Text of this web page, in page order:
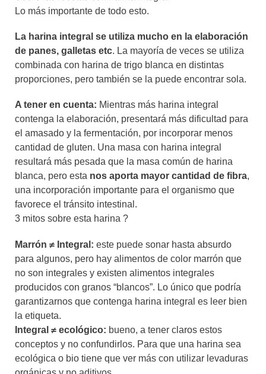
Lo más importante de todo esto.
La harina integral se utiliza mucho en la elaboración
de panes, galletas etc. La mayoría de veces se utiliza
combinada con harina de trigo blanca en distintas
proporciones, pero también se la puede encontrar sola.
A tener en cuenta: Mientras más harina integral
contenga la elaboración, presentará más dificultad para
el amasado y la fermentación, por incorporar menos
cantidad de gluten. Una masa con harina integral
resultará más pesada que la masa común de harina
blanca, pero esta nos aporta mayor cantidad de fibra,
una incorporación importante para el organismo que
favorece el tránsito intestinal.
3 mitos sobre esta harina ?
Marrón ≠ Integral: este puede sonar hasta absurdo
para algunos, pero hay alimentos de color marrón que
no son integrales y existen alimentos integrales
producidos con granos “blancos”. Lo único que podría
garantizarnos que contenga harina integral es leer bien
la etiqueta.
Integral ≠ ecológico: bueno, a tener claros estos
conceptos y no confundirlos. Para que una harina sea
ecológica o bio tiene que ver más con utilizar levaduras